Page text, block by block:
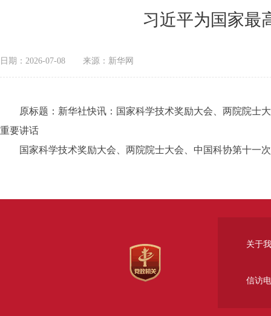
习近平为国家最
日期：2026-07-08 来源：新华网
原标题：新华社快讯：国家科学技术奖励大会、两院院士大
重要讲话
国家科学技术奖励大会、两院院士大会、中国科协第十一次
关于
信访